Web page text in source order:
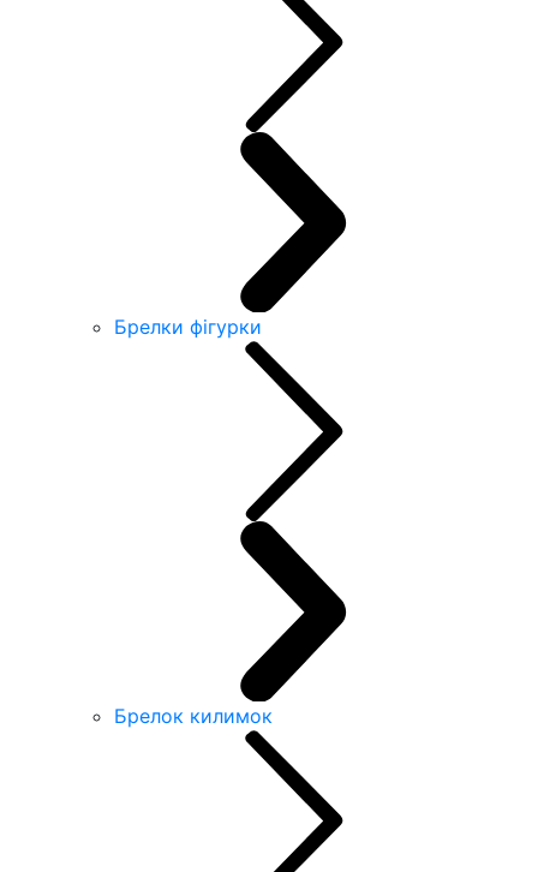
Брелки фігурки
Брелок килимок